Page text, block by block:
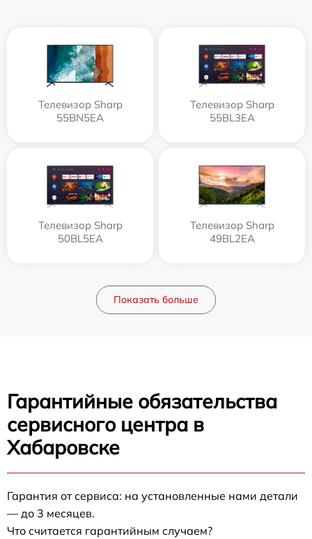
Телевизор Sharp
55BN5EA
Телевизор Sharp
55BL3EA
Телевизор Sharp
50BL5EA
Телевизор Sharp
49BL2EA
Показать больше
Гарантийные обязательства
сервисного центра в
Хабаровске
Гарантия от сервиса: на установленные нами детали
— до 3 месяцев.
Что считается гарантийным случаем?